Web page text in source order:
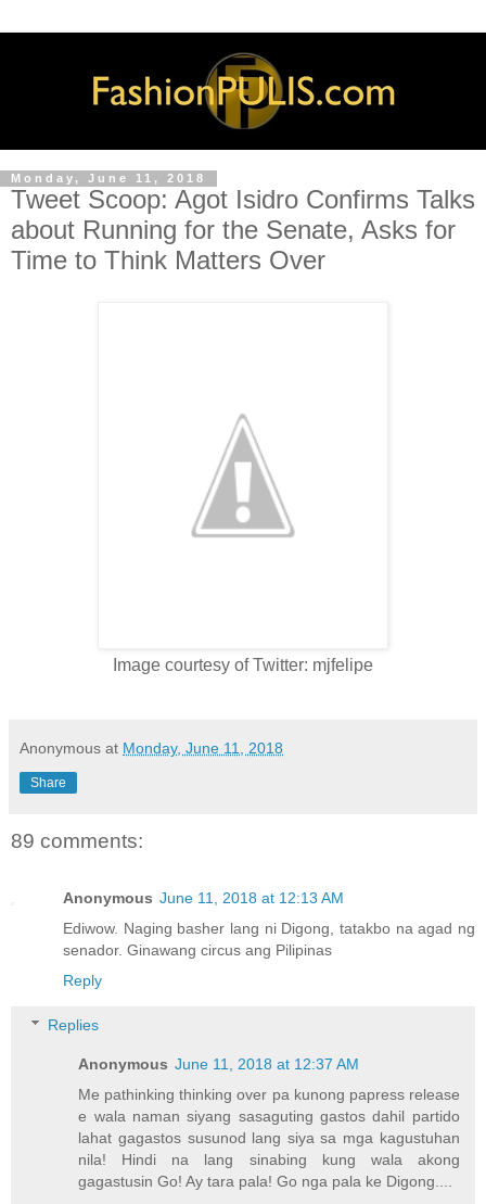
Monday, June 11, 2018
Tweet Scoop: Agot Isidro Confirms Talks
about Running for the Senate, Asks for
Time to Think Matters Over
Image courtesy of Twitter: mjfelipe
Anonymous at Monday, June 11, 2018
Share
89 comments:
Anonymous June 11, 2018 at 12:13 AM
Ediwow. Naging basher lang ni Digong, tatakbo na agad ng
senador. Ginawang circus ang Pilipinas
Reply
Replies
Anonymous June 11, 2018 at 12:37 AM
Me pathinking thinking over pa kunong papress release
e wala naman siyang sasaguting gastos dahil partido
lahat gagastos susunod lang siya sa mga kagustuhan
nila! Hindi na lang sinabing kung wala akong
gagastusin Go! Ay tara pala! Go nga pala ke Digong....